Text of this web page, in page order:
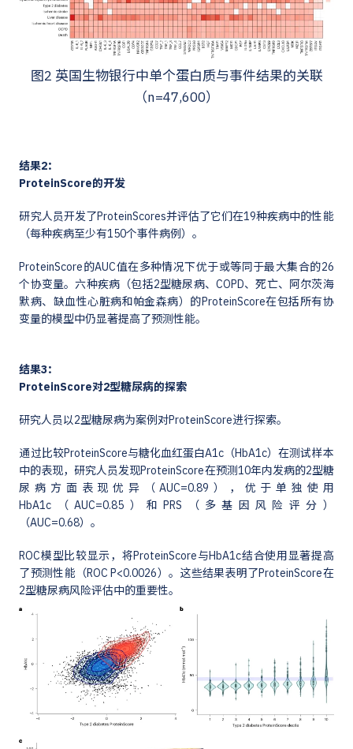
图2 英国生物银行中单个蛋白质与事件结果的关联
（n=47,600）
结果2：
ProteinScore的开发
研究人员开发了ProteinScores并评估了它们在19种疾病中的性能
（每种疾病至少有150个事件病例）。
ProteinScore的AUC值在多种情况下优于或等同于最大集合的26
个协变量。六种疾病（包括2型糖尿病、COPD、死亡、阿尔茨海
默病、缺血性心脏病和帕金森病）的ProteinScore在包括所有协
变量的模型中仍显著提高了预测性能。
结果3：
ProteinScore对2型糖尿病的探索
研究人员以2型糖尿病为案例对ProteinScore进行探索。
通过比较ProteinScore与糖化血红蛋白A1c（HbA1c）在测试样本
中的表现，研究人员发现ProteinScore在预测10年内发病的2型糖
尿病方面表现优异（AUC=0.89），优于单独使用
HbA1c（AUC=0.85）和PRS（多基因风险评分）
（AUC=0.68）。
ROC模型比较显示，将ProteinScore与HbA1c结合使用显著提高
了预测性能（ROC P<0.0026）。这些结果表明了ProteinScore在
2型糖尿病风险评估中的重要性。